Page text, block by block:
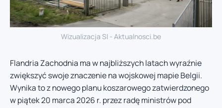
Wizualizacja SI - Aktualnosci.be
Flandria Zachodnia ma w najbliższych latach wyraźnie
zwiększyć swoje znaczenie na wojskowej mapie Belgii.
Wynika to z nowego planu koszarowego zatwierdzonego
w piątek 20 marca 2026 r. przez radę ministrów pod